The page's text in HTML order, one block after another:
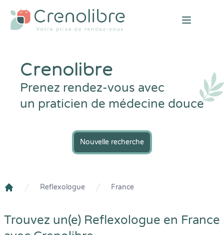
Open
Crenolibre
Prenez rendez-vous avec
un praticien de médecine douce
Nouvelle recherche
Reflexologue France
Trouvez un(e) Reflexologue en France